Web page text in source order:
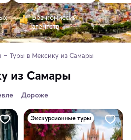
Без комиссий
агентств
Туры в Мексику из Самары
из Самары
Дороже
Экскурсионные туры